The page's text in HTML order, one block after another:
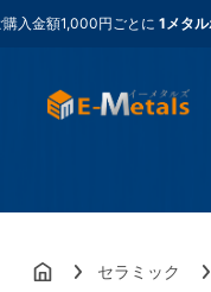
1,000円ごとに1メタルポイント
セラミック